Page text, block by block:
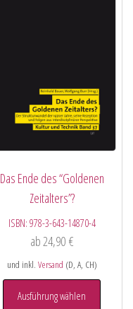
Das Ende des “Goldenen
Zeitalters”?
ISBN: 978-3-643-14870-4
ab24,90 €
und inkl. Versand (D, A, CH)
Ausführung wählen